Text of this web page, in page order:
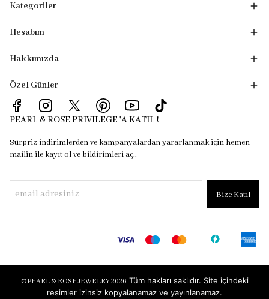
Kategoriler
Hesabım
Hakkımızda
Özel Günler
PEARL & ROSE PRIVILEGE 'A KATIL !
Sürpriz indirimlerden ve kampanyalardan yararlanmak için hemen
mailin ile kayıt ol ve bildirimleri aç..
Bize Katıl
©PEARL & ROSE JEWELRY 2026 Tüm hakları saklıdır. Site içindeki
resimler izinsiz kopyalanamaz ve yayınlanamaz.